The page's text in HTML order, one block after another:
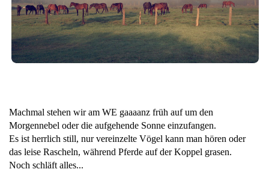
Machmal stehen wir am WE gaaaanz früh auf um den
Morgennebel oder die aufgehende Sonne einzufangen.
Es ist herrlich still, nur vereinzelte Vögel kann man hören oder
das leise Rascheln, während Pferde auf der Koppel grasen.
Noch schläft alles...